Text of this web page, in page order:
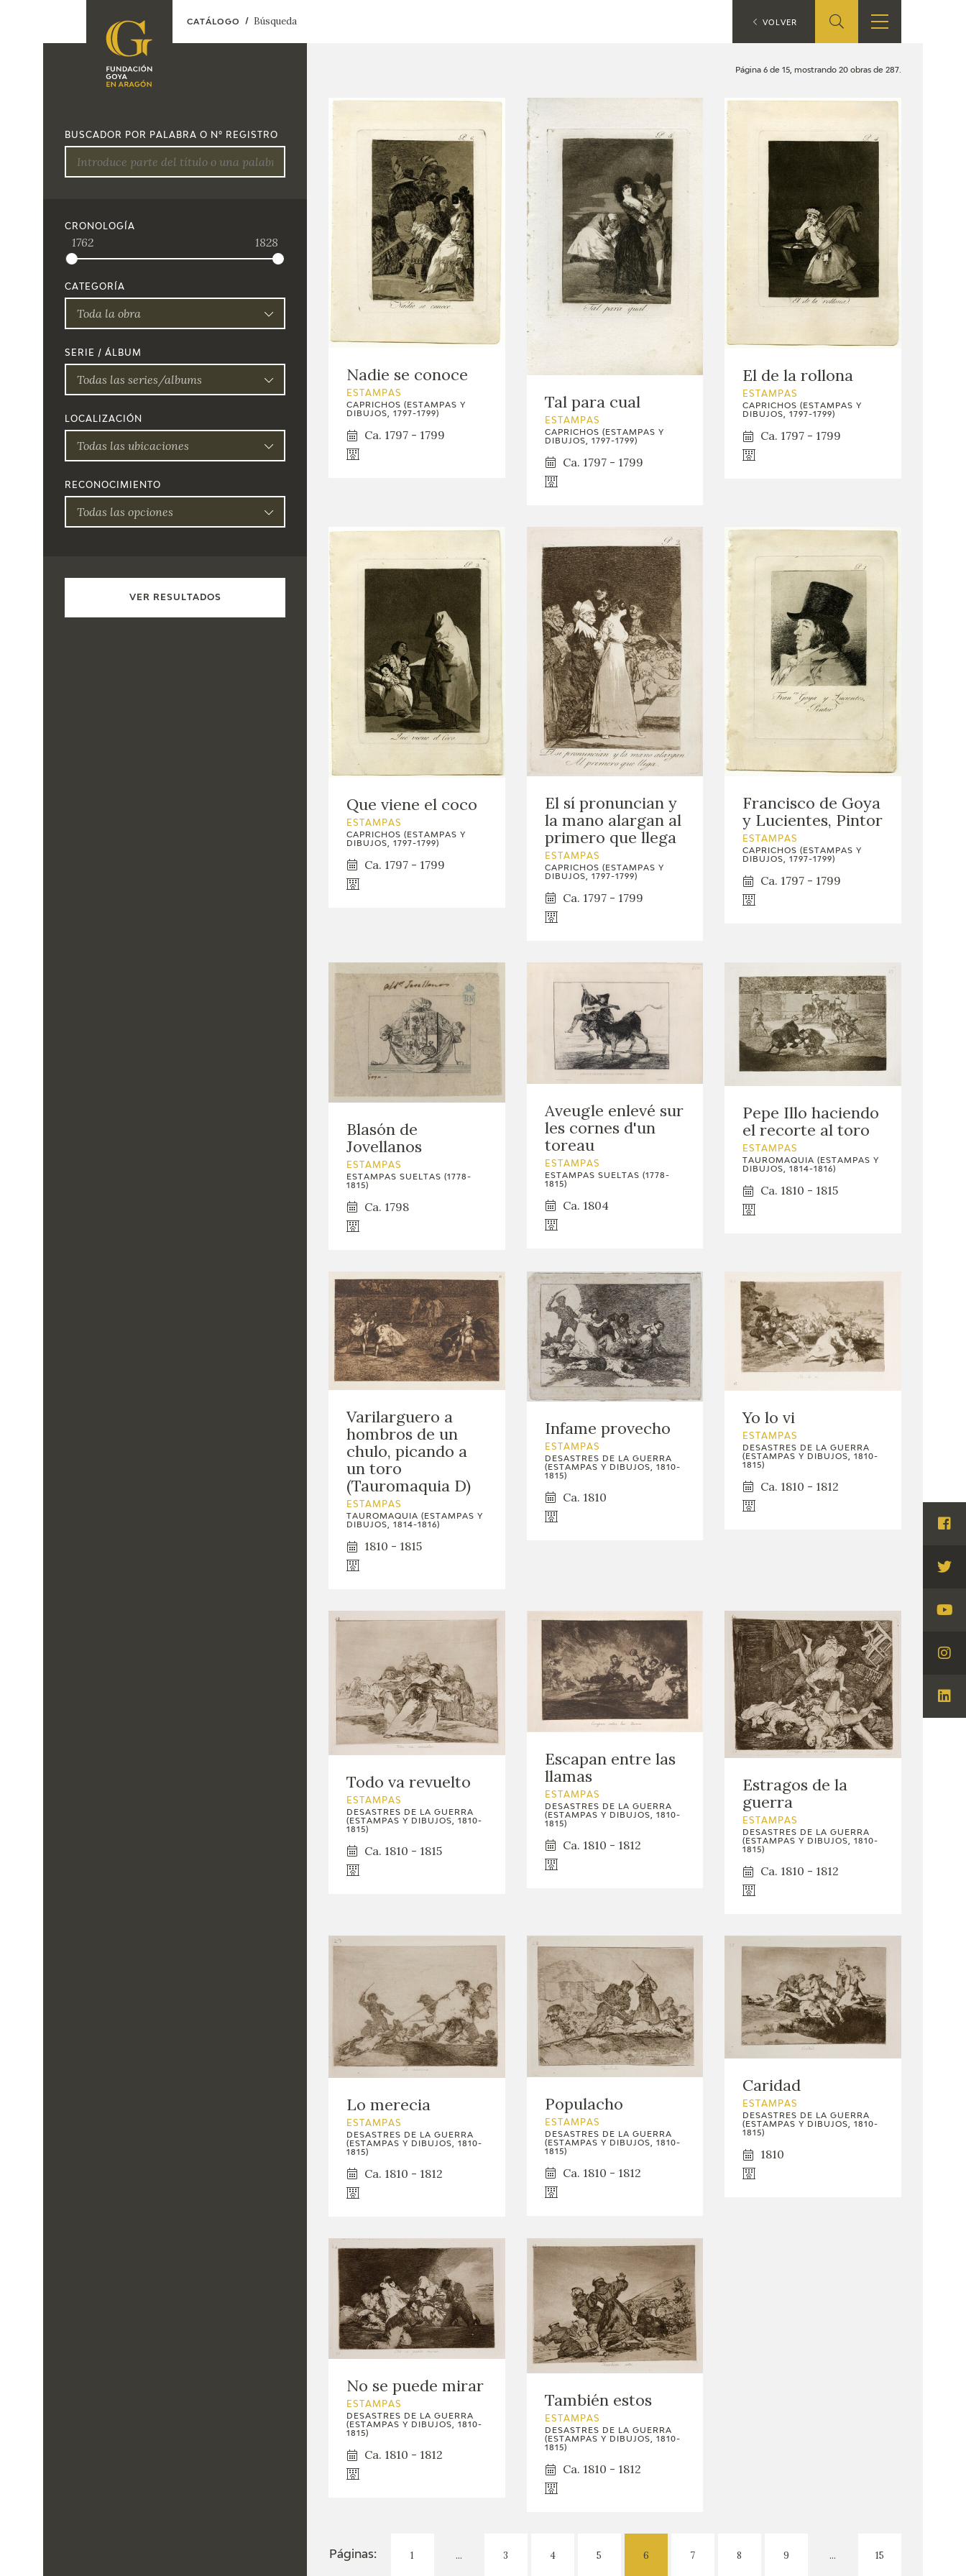
EN
FUNDACIÓN
CENTRO DE
CONTACTO
SALA DE
ITALIANO
CRONOLOGÍA
EL VIAJE DE GOYA
CATÁLOGO
GOYA EN EL MUNDO
GOYA EN ARAGÓN
PUBLICACIONES
EDUCA
FICHAS ARASAAC
BUSCADOR POR PALABRA O Nº REGISTRO
CRONOLOGÍA
1762 1828
CATEGORÍA
Toda la obra
SERIE / ÁLBUM
Todas las series/albums
LOCALIZACIÓN
Todas las ubicaciones
RECONOCIMIENTO
Todas las opciones
Página 6 de 15, mostrando 20 obras de 287.
Nadie se conoce
ESTAMPAS
CAPRICHOS (ESTAMPAS Y
DIBUJOS, 1797-1799)
Ca. 1797 - 1799
Tal para cual
ESTAMPAS
CAPRICHOS (ESTAMPAS Y
DIBUJOS, 1797-1799)
Ca. 1797 - 1799
El de la rollona
ESTAMPAS
CAPRICHOS (ESTAMPAS Y
DIBUJOS, 1797-1799)
Ca. 1797 - 1799
Que viene el coco
ESTAMPAS
CAPRICHOS (ESTAMPAS Y
DIBUJOS, 1797-1799)
Ca. 1797 - 1799
El sí pronuncian y
la mano alargan al
primero que llega
ESTAMPAS
CAPRICHOS (ESTAMPAS Y
DIBUJOS, 1797-1799)
Ca. 1797 - 1799
Francisco de Goya
y Lucientes, Pintor
ESTAMPAS
CAPRICHOS (ESTAMPAS Y
DIBUJOS, 1797-1799)
Ca. 1797 - 1799
Blasón de
Jovellanos
ESTAMPAS
ESTAMPAS SUELTAS (1778-
1815)
Ca. 1798
Aveugle enlevé sur
les cornes d'un
toreau
ESTAMPAS
ESTAMPAS SUELTAS (1778-
1815)
Ca. 1804
Pepe Illo haciendo
el recorte al toro
ESTAMPAS
TAUROMAQUIA (ESTAMPAS Y
DIBUJOS, 1814-1816)
Ca. 1810 - 1815
Varilarguero a
hombros de un
chulo, picando a
un toro
(Tauromaquia D)
ESTAMPAS
TAUROMAQUIA (ESTAMPAS Y
DIBUJOS, 1814-1816)
1810 - 1815
Infame provecho
ESTAMPAS
DESASTRES DE LA GUERRA
(ESTAMPAS Y DIBUJOS, 1810-
1815)
Ca. 1810
Yo lo vi
ESTAMPAS
DESASTRES DE LA GUERRA
(ESTAMPAS Y DIBUJOS, 1810-
1815)
Ca. 1810 - 1812
Todo va revuelto
ESTAMPAS
DESASTRES DE LA GUERRA
(ESTAMPAS Y DIBUJOS, 1810-
1815)
Ca. 1810 - 1815
Escapan entre las
llamas
ESTAMPAS
DESASTRES DE LA GUERRA
(ESTAMPAS Y DIBUJOS, 1810-
1815)
Ca. 1810 - 1812
Estragos de la
guerra
ESTAMPAS
DESASTRES DE LA GUERRA
(ESTAMPAS Y DIBUJOS, 1810-
1815)
Ca. 1810 - 1812
Lo merecia
ESTAMPAS
DESASTRES DE LA GUERRA
(ESTAMPAS Y DIBUJOS, 1810-
1815)
Ca. 1810 - 1812
Populacho
ESTAMPAS
DESASTRES DE LA GUERRA
(ESTAMPAS Y DIBUJOS, 1810-
1815)
Ca. 1810 - 1812
Caridad
ESTAMPAS
DESASTRES DE LA GUERRA
(ESTAMPAS Y DIBUJOS, 1810-
1815)
1810
No se puede mirar
ESTAMPAS
DESASTRES DE LA GUERRA
(ESTAMPAS Y DIBUJOS, 1810-
1815)
Ca. 1810 - 1812
También estos
ESTAMPAS
DESASTRES DE LA GUERRA
(ESTAMPAS Y DIBUJOS, 1810-
1815)
Ca. 1810 - 1812
Páginas: 1 ... 3 4 5 6 7 8 9 ... 15
CATÁLOGO Búsqueda VOLVER